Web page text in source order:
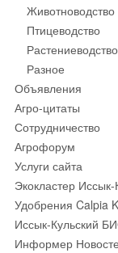
Животноводство
Птицеводство
Растениеводство
Разное
Объявления
Агро-цитаты
Сотрудничество
Агрофорум
Услуги сайта
Экокластер Иссык-
Удобрения Calpia
Иссык-Кульский
Информер